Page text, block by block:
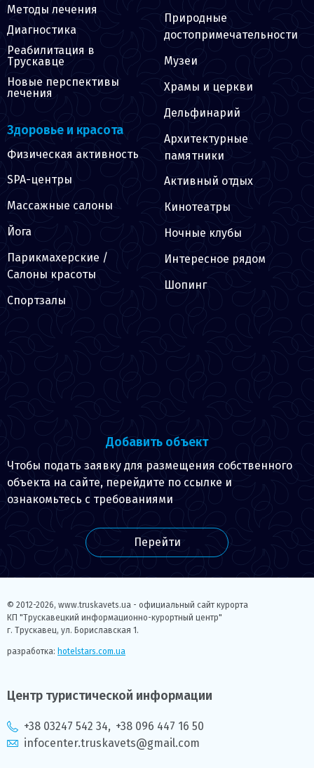
Методы лечения
Диагностика
Реабилитация в
Трускавце
Новые перспективы
лечения
Здоровье и красота
Физическая активность
SPA-центры
Массажные салоны
Йога
Парикмахерские /
Салоны красоты
Спортзалы
Природные
достопримечательности
Музеи
Храмы и церкви
Дельфинарий
Архитектурные
памятники
Активный отдых
Кинотеатры
Ночные клубы
Интересное рядом
Шопинг
Добавить объект
Чтобы подать заявку для размещения собственного
объекта на сайте, перейдите по ссылке и
ознакомьтесь с требованиями
Перейти
© 2012-2026, www.truskavets.ua - официальный сайт курорта
КП "Трускавецкий информационно-курортный центр"
г. Трускавец, ул. Бориславская 1.
разработка: hotelstars.com.ua
Центр туристической информации
+38 03247 542 34, +38 096 447 16 50
infocenter.truskavets@gmail.com